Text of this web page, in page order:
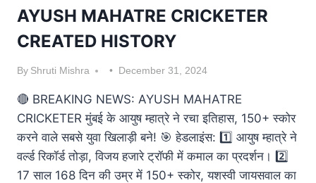
AYUSH MAHATRE CRICKETER
CREATED HISTORY
By Shruti Mishra December 31, 2024
🔴 BREAKING NEWS: AYUSH MAHATRE
CRICKETER मुंबई के आयुष म्हात्रे ने रचा इतिहास, 150+ स्कोर
करने वाले सबसे युवा खिलाड़ी बने! 🎯 हेडलाइंस: 1️⃣ आयुष म्हात्रे ने
वर्ल्ड रिकॉर्ड तोड़ा, विजय हजारे ट्रॉफी में कमाल का प्रदर्शन। 2️⃣
17 साल 168 दिन की उम्र में 150+ स्कोर, यशस्वी जायसवाल का